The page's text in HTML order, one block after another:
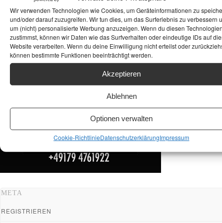
Wir verwenden Technologien wie Cookies, um Geräteinformationen zu
und/oder darauf zuzugreifen. Wir tun dies, um das Surferlebnis zu verbessern
um (nicht) personalisierte Werbung anzuzeigen. Wenn du diesen
zustimmst, können wir Daten wie das Surfverhalten oder eindeutige IDs auf
Website verarbeiten. Wenn du deine Einwilligung nicht erteilst oder
können bestimmte Funktionen beeinträchtigt werden.
Akzeptieren
Ablehnen
Optionen verwalten
Cookie-RichtlinieDatenschutzerklärungImpressum
ANKAUF HIFI & HIGH GERÄTE: +491794761922
META
REGISTRIEREN